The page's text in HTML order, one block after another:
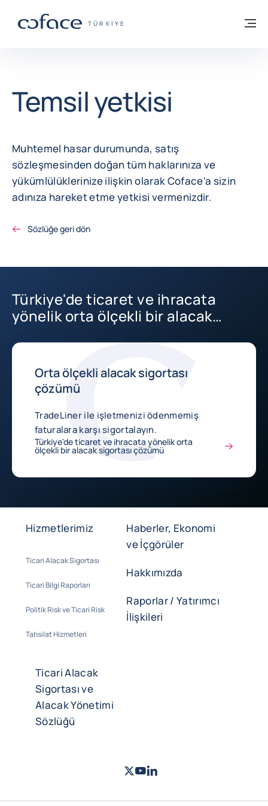
TICARET IÇIN COFACE - GRUP WEB
TÜRKIYE
ana sayfaya geri dön
Temsil yetkisi
Muhtemel hasar durumunda, satış
sözleşmesinden doğan tüm haklarınıza ve
yükümlülüklerinize ilişkin olarak Coface'a sizin
adınıza hareket etme yetkisi vermenizdir.
Sözlüğe geri dön
Türkiye'de ticaret ve ihracata
yönelik orta ölçekli bir alacak
Orta ölçekli alacak sigortası
çözümü
TradeLiner ile işletmenizi ödenmemiş
faturalara karşı sigortalayın.
Türkiye'de ticaret ve ihracata yönelik orta
ölçekli bir alacak sigortası çözümü
Hizmetlerimiz
Ticari Alacak Sigortası
Ticari Bilgi Raporları
Politik Risk ve Ticari Risk
Tahsilat Hizmetleri
Haberler, Ekonomi
ve İçgörüler
Hakkımızda
Raporlar / Yatırımcı
İlişkileri
Ticari Alacak
Sigortası ve
Alacak Yönetimi
Sözlüğü
Twitter- Coface
Youtube
LinkedIn